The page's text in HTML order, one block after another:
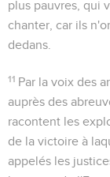
plus pauvres, qui
chanter, car ils
dedans.
11 Par la voix des
auprès des
racontent les
de la victoire à
appelés les